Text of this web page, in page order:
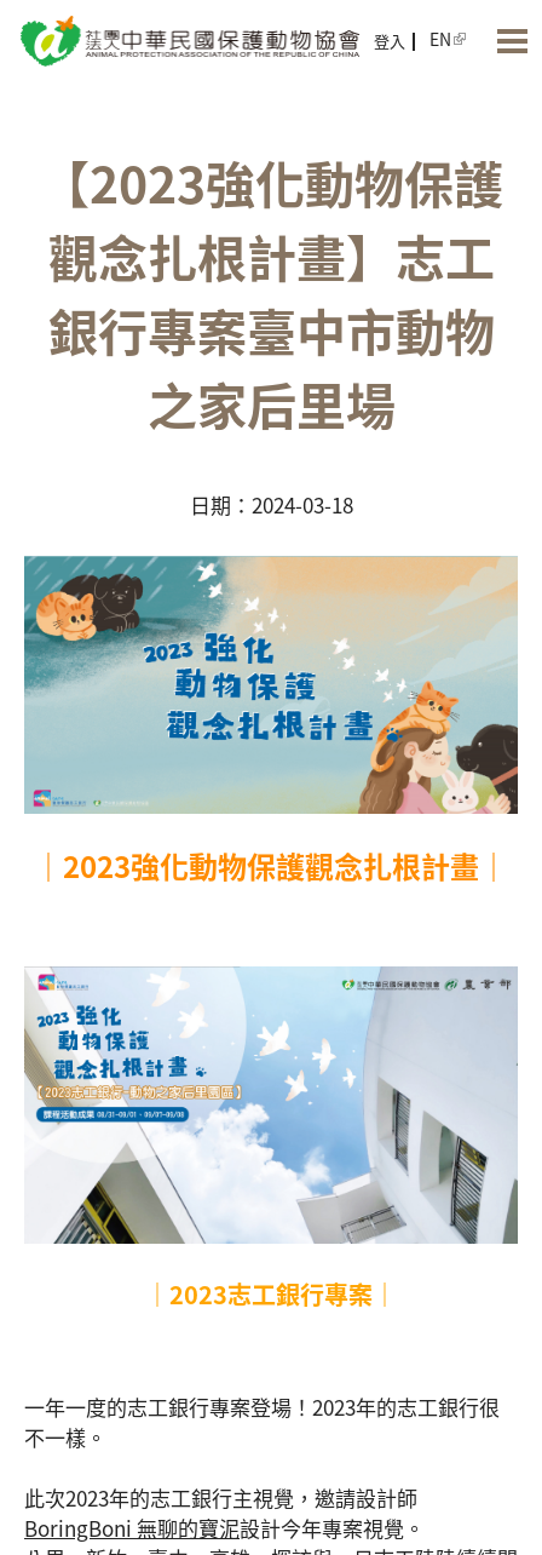
登入 EN
【2023強化動物保護
觀念扎根計畫】志工
銀行專案臺中市動物
之家后里場
日期：2024-03-18
｜2023強化動物保護觀念扎根計畫｜
｜2023志工銀行專案｜
一年一度的志工銀行專案登場！2023年的志工銀行很
不一樣。
此次2023年的志工銀行主視覺，邀請設計師
BoringBoni 無聊的寶泥設計今年專案視覺。